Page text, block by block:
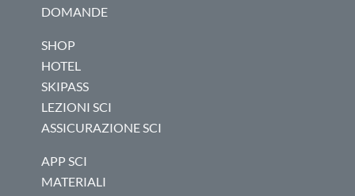
DOMANDE
SHOP
HOTEL
SKIPASS
LEZIONI SCI
ASSICURAZIONE SCI
APP SCI
MATERIALI